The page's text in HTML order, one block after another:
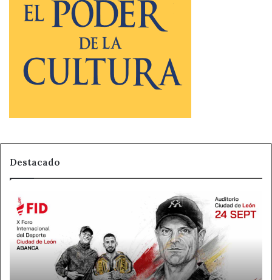
Destacado
Doctor
Aldo,
preparador
físico